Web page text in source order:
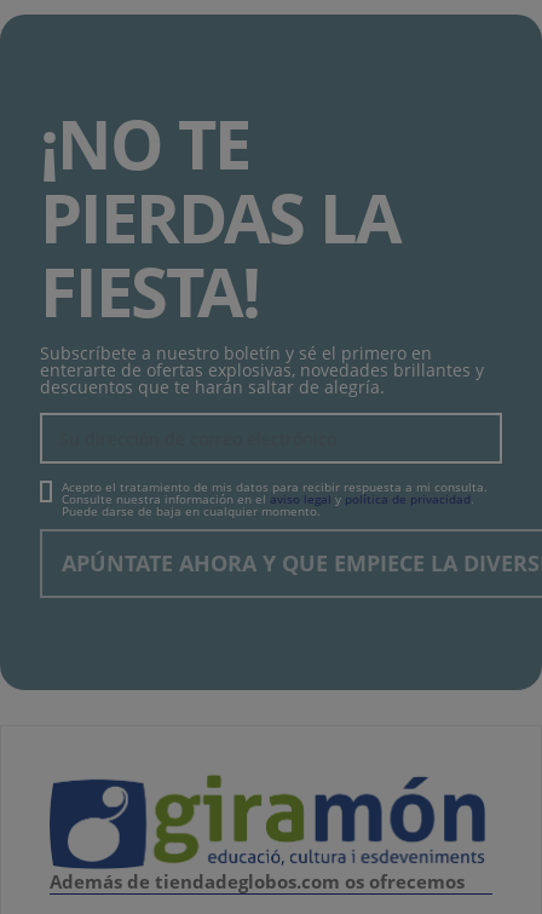
¡NO TE
PIERDAS LA
FIESTA!
Subscríbete a nuestro boletín y sé el primero en
enterarte de ofertas explosivas, novedades brillantes y
descuentos que te harán saltar de alegría.
Acepto el tratamiento de mis datos para recibir respuesta a mi consulta.
Consulte nuestra información en el aviso legal y política de privacidad.
Puede darse de baja en cualquier momento.
Además de tiendadeglobos.com os ofrecemos